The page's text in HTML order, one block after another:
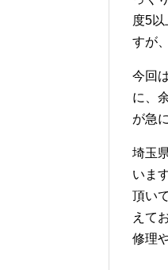
度5
すが
今回
に、
が急
埼玉
いま
頂い
えて
修理